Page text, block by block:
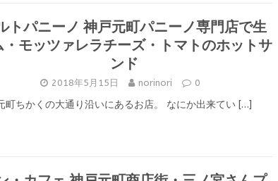
トパニーノ 神戸元町パニーノ専門店で生
モッツァレラチーズ・トマトのホットサ
ンド
2018年5月15日 norinori 0
町ちかくの大通り沿いにあるお店。 なにか出来てい […]